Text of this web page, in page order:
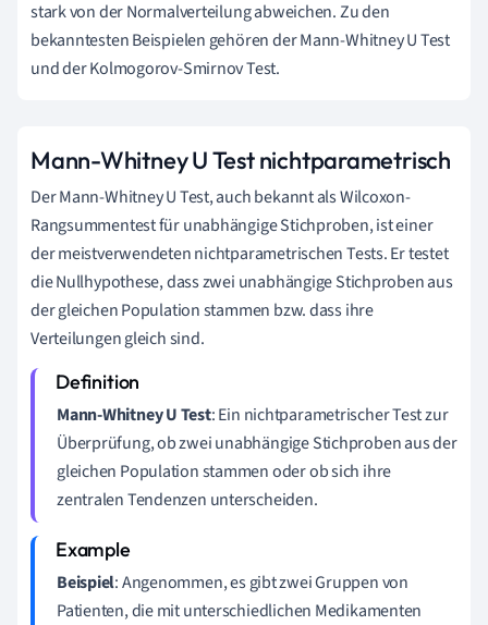
stark von der Normalverteilung abweichen. Zu den
bekanntesten Beispielen gehören der Mann-Whitney U Test
und der Kolmogorov-Smirnov Test.
Mann-Whitney U Test nichtparametrisch
Der Mann-Whitney U Test, auch bekannt als Wilcoxon-
Rangsummentest für unabhängige Stichproben, ist einer
der meistverwendeten nichtparametrischen Tests. Er testet
die Nullhypothese, dass zwei unabhängige Stichproben aus
der gleichen Population stammen bzw. dass ihre
Verteilungen gleich sind.
Mann-Whitney U Test: Ein nichtparametrischer Test zur
Überprüfung, ob zwei unabhängige Stichproben aus der
gleichen Population stammen oder ob sich ihre
zentralen Tendenzen unterscheiden.
Beispiel: Angenommen, es gibt zwei Gruppen von
Patienten, die mit unterschiedlichen Medikamenten